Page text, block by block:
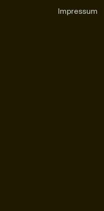
Impressum